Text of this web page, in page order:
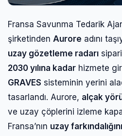
Fransa Savunma Tedarik
şirketinden Aurore adını
uzay gözetleme radarı
2030 yılına kadar hizmete
GRAVES sisteminin yerini
tasarlandı. Aurore, alçak
ve uzay çöplerini izleme
Fransa’nın uzay farkındalığını